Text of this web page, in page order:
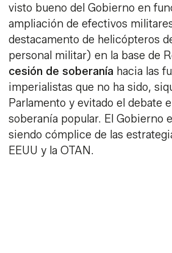
visto bueno del Gobierno en
ampliación de efectivos
destacamento de helicópteros
personal militar) en la base de
cesión de soberanía hacia las
imperialistas que no ha sido,
Parlamento y evitado el debate
soberanía popular. El Gobierno
siendo cómplice de las
EEUU y la OTAN.